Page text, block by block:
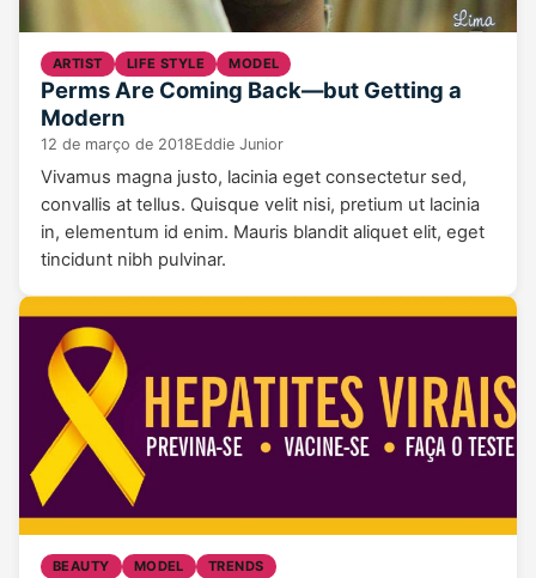
ARTIST LIFE STYLE MODEL
Perms Are Coming Back—but Getting a
Modern
12 de março de 2018Eddie Junior
Vivamus magna justo, lacinia eget consectetur sed,
convallis at tellus. Quisque velit nisi, pretium ut lacinia
in, elementum id enim. Mauris blandit aliquet elit, eget
tincidunt nibh pulvinar.
BEAUTY MODEL TRENDS